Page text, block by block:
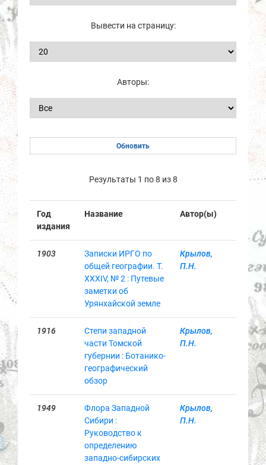
Вывести на страницу:
Авторы:
Результаты 1 по 8 из 8
Год
издания
Название Автор(ы)
1903
Записки ИРГО по
общей географии. Т.
XXXIV, № 2 : Путевые
заметки об
Урянхайской земле
Крылов,
П.Н.
1916
Степи западной
части Томской
губернии : Ботанико-
географический
обзор
Крылов,
П.Н.
1949
Флора Западной
Сибири :
Руководство к
определению
западно-сибирских
Крылов,
П.Н.